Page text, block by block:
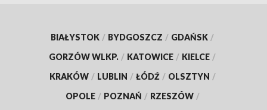
BIAŁYSTOK / BYDGOSZCZ / GDAŃSK /
GORZÓW WLKP. / KATOWICE / KIELCE /
KRAKÓW / LUBLIN / ŁÓDŹ / OLSZTYN /
OPOLE / POZNAŃ / RZESZÓW /